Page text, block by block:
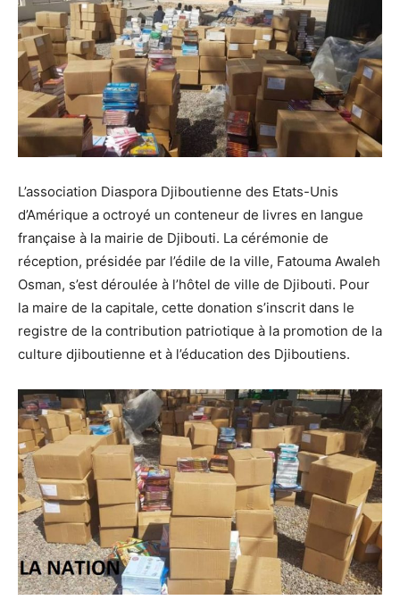
L’association Diaspora Djiboutienne des Etats-Unis
d’Amérique a octroyé un conteneur de livres en langue
française à la mairie de Djibouti. La cérémonie de
réception, présidée par l’édile de la ville, Fatouma Awaleh
Osman, s’est déroulée à l’hôtel de ville de Djibouti. Pour
la maire de la capitale, cette donation s’inscrit dans le
registre de la contribution patriotique à la promotion de la
culture djiboutienne et à l’éducation des Djiboutiens.